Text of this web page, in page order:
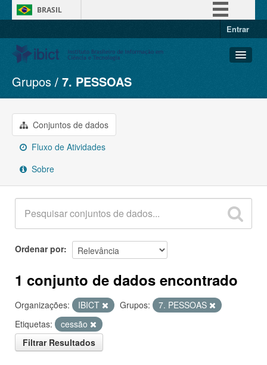
BRASIL
Entrar
Conjuntos de dados
Organizações
Grupos
Sobre
Grupos 7. PESSOAS
Conjuntos de dados
Fluxo de Atividades
Sobre
Ordenar por
1 conjunto de dados encontrado
Organizações: IBICT Grupos:
7. PESSOAS
Etiquetas:
cessão
Filtrar Resultados